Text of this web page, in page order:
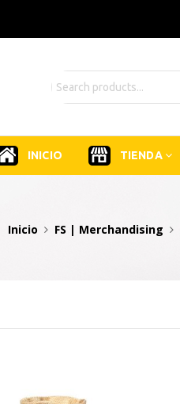
INICIO TIENDA
Inicio FS | Merchandising